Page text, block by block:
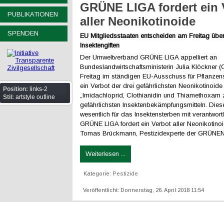
PUBLIKATIONEN
SPENDEN
Position: links-2
Stil: artstyle outline
GRÜNE LIGA fordert ein
aller Neonikotinoide
EU Mitgliedsstaaten entscheiden am Freitag
Insektengiften
Der Umweltverband GRÜNE LIGA appelliert an
Bundeslandwirtschaftsministerin Julia Klöckner
Freitag im ständigen EU-Ausschuss für
ein Verbot der drei gefährlichsten
„Imidachloprid, Clothianidin und Thiamethoxam
gefährlichsten Insektenbekämpfungsmitteln.
wesentlich für das Insektensterben mit
GRÜNE LIGA fordert ein Verbot aller
Tomas Brückmann, Pestizidexperte der
Weiterlesen ...
Kategorie: Pestizide
Veröffentlicht: Donnerstag, 26. April 2018 11:54